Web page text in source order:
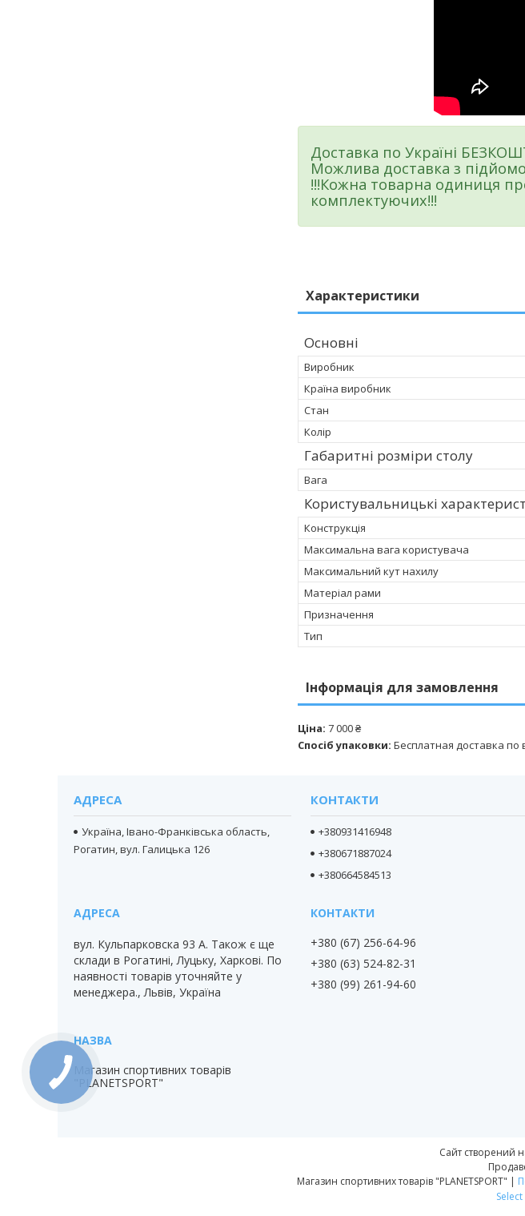
Доставка по Україні
Можлива доставка з
!!!Кожна товарна одиниця
комплектуючих!!!
Характеристики
Основні
Виробник
Країна виробник
Стан
Колір
Габаритні розміри столу
Вага
Користувальницькі
Конструкція
Максимальна вага користувача
Максимальний кут нахилу
Матеріал рами
Призначення
Тип
Інформація для замовлення
Ціна: 7 000 ₴
Спосіб упаковки: Бесплатная доставка по
АДРЕСА
Україна, Івано-Франківська область,
Рогатин, вул. Галицька 126
КОНТАКТИ
+380931416948
+380671887024
+380664584513
вул. Кульпарковска 93 А. Також є ще
склади в Рогатині, Луцьку, Харкові. По
наявності товарів уточняйте у
менеджера., Львів, Україна
Магазин спортивних товарів
"PLANETSPORT"
+380 (67) 256-64-96
+380 (63) 524-82-31
+380 (99) 261-94-60
Сайт створений
Магазин спортивних товарів "PLANETSPORT" |